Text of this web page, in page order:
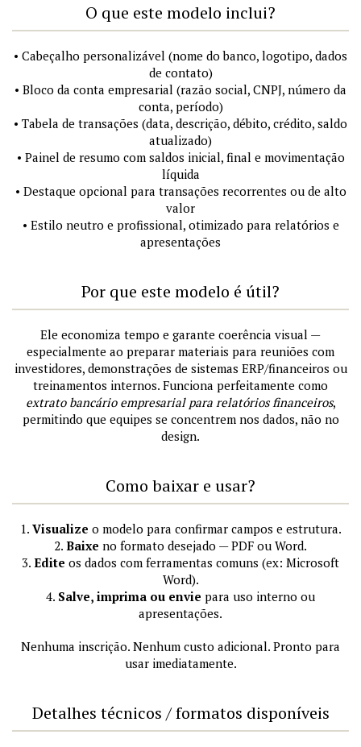
O que este modelo inclui?
• Cabeçalho personalizável (nome do banco, logotipo, dados
de contato)
• Bloco da conta empresarial (razão social, CNPJ, número da
conta, período)
• Tabela de transações (data, descrição, débito, crédito, saldo
atualizado)
• Painel de resumo com saldos inicial, final e movimentação
líquida
• Destaque opcional para transações recorrentes ou de alto
valor
• Estilo neutro e profissional, otimizado para relatórios e
apresentações
Por que este modelo é útil?
Ele economiza tempo e garante coerência visual —
especialmente ao preparar materiais para reuniões com
investidores, demonstrações de sistemas ERP/financeiros ou
treinamentos internos. Funciona perfeitamente como
extrato bancário empresarial para relatórios financeiros,
permitindo que equipes se concentrem nos dados, não no
design.
Como baixar e usar?
1. Visualize o modelo para confirmar campos e estrutura.
2. Baixe no formato desejado — PDF ou Word.
3. Edite os dados com ferramentas comuns (ex: Microsoft
Word).
4. Salve, imprima ou envie para uso interno ou
apresentações.
Nenhuma inscrição. Nenhum custo adicional. Pronto para
usar imediatamente.
Detalhes técnicos / formatos disponíveis